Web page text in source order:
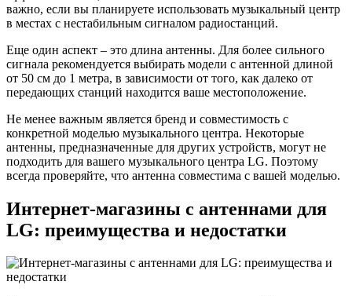
важно, если вы планируете использовать музыкальный центр
в местах с нестабильным сигналом радиостанций.
Еще один аспект – это длина антенны. Для более сильного
сигнала рекомендуется выбирать модели с антенной длиной
от 50 см до 1 метра, в зависимости от того, как далеко от
передающих станций находится ваше местоположение.
Не менее важным является бренд и совместимость с
конкретной моделью музыкального центра. Некоторые
антенны, предназначенные для других устройств, могут не
подходить для вашего музыкального центра LG. Поэтому
всегда проверяйте, что антенна совместима с вашей моделью.
Интернет-магазины с антеннами для
LG: преимущества и недостатки